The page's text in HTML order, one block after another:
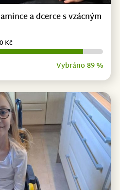
a dcerce s vzácným
Vybráno 89 %
Kč